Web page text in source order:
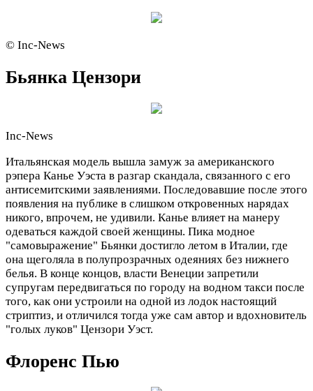
© Inc-News
Бьянка Цензори
Inc-News
Итальянская модель вышла замуж за американского
рэпера Канье Уэста в разгар скандала, связанного с его
антисемитскими заявлениями. Последовавшие после этого
появления на публике в слишком откровенных нарядах
никого, впрочем, не удивили. Канье влияет на манеру
одеваться каждой своей женщины. Пика модное
"самовыражение" Бьянки достигло летом в Италии, где
она щеголяла в полупрозрачных одеяниях без нижнего
белья. В конце концов, власти Венеции запретили
супругам передвигаться по городу на водном такси после
того, как они устроили на одной из лодок настоящий
стриптиз, и отличился тогда уже сам автор и вдохновитель
"голых луков" Цензори Уэст.
Флоренс Пью